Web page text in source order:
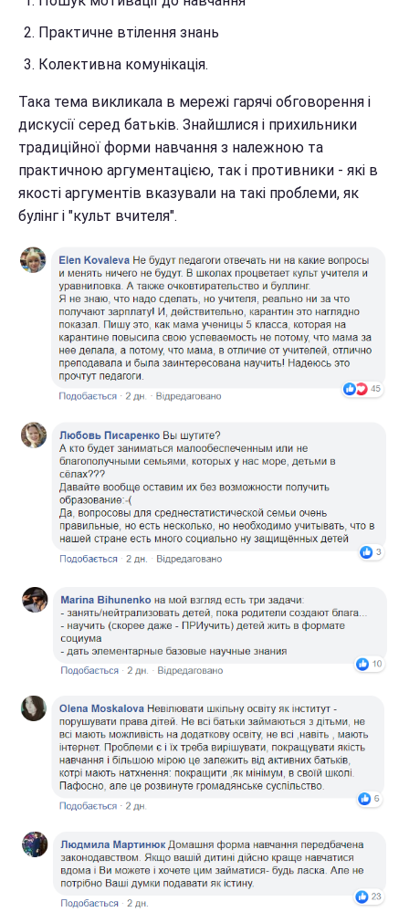
Практичне втілення знань
Колективна комунікація.
Така тема викликала в мережі гарячі обговорення і
дискусії серед батьків. Знайшлися і прихильники
традиційної форми навчання з належною та
практичною аргументацією, так і противники - які в
якості аргументів вказували на такі проблеми, як
булінг і "культ вчителя".